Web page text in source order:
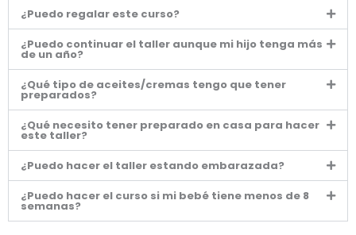
¿Puedo regalar este curso?
¿Puedo continuar el taller aunque mi hijo tenga más
de un año?
¿Qué tipo de aceites/cremas tengo que tener
preparados?
¿Qué necesito tener preparado en casa para hacer
este taller?
¿Puedo hacer el taller estando embarazada?
¿Puedo hacer el curso si mi bebé tiene menos de 8
semanas?